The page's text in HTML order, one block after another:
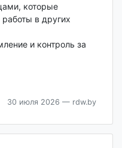
которые
в других
и контроль за
30 июля 2026 — rdw.by